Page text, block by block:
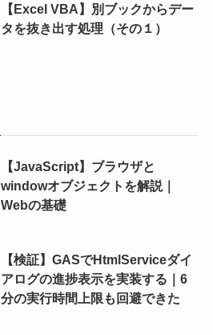
【Excel VBA】別ブックからデー
タを抜き出す処理（その１）
【JavaScript】ブラウザと
windowオブジェクトを解説｜
Webの基礎
【検証】GASでHtmlServiceダイ
アログの進捗表示を実装する｜6
分の実行時間上限も回避できた